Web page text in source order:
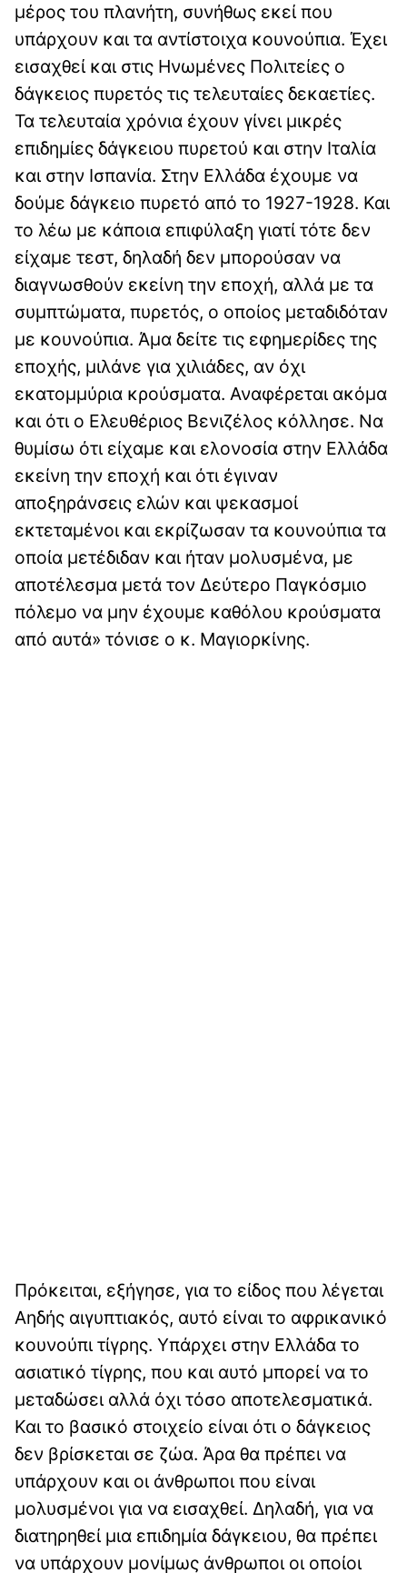
μέρος του πλανήτη, συνήθως εκεί που
υπάρχουν και τα αντίστοιχα κουνούπια. Έχει
εισαχθεί και στις Ηνωμένες Πολιτείες ο
δάγκειος πυρετός τις τελευταίες δεκαετίες.
Τα τελευταία χρόνια έχουν γίνει μικρές
επιδημίες δάγκειου πυρετού και στην Ιταλία
και στην Ισπανία. Στην Ελλάδα έχουμε να
δούμε δάγκειο πυρετό από το 1927-1928. Και
το λέω με κάποια επιφύλαξη γιατί τότε δεν
είχαμε τεστ, δηλαδή δεν μπορούσαν να
διαγνωσθούν εκείνη την εποχή, αλλά με τα
συμπτώματα, πυρετός, ο οποίος μεταδιδόταν
με κουνούπια. Άμα δείτε τις εφημερίδες της
εποχής, μιλάνε για χιλιάδες, αν όχι
εκατομμύρια κρούσματα. Αναφέρεται ακόμα
και ότι ο Ελευθέριος Βενιζέλος κόλλησε. Να
θυμίσω ότι είχαμε και ελονοσία στην Ελλάδα
εκείνη την εποχή και ότι έγιναν
αποξηράνσεις ελών και ψεκασμοί
εκτεταμένοι και εκρίζωσαν τα κουνούπια τα
οποία μετέδιδαν και ήταν μολυσμένα, με
αποτέλεσμα μετά τον Δεύτερο Παγκόσμιο
πόλεμο να μην έχουμε καθόλου κρούσματα
από αυτά» τόνισε ο κ. Μαγιορκίνης.
Πρόκειται, εξήγησε, για το είδος που λέγεται
Αηδής αιγυπτιακός, αυτό είναι το αφρικανικό
κουνούπι τίγρης. Υπάρχει στην Ελλάδα το
ασιατικό τίγρης, που και αυτό μπορεί να το
μεταδώσει αλλά όχι τόσο αποτελεσματικά.
Και το βασικό στοιχείο είναι ότι ο δάγκειος
δεν βρίσκεται σε ζώα. Άρα θα πρέπει να
υπάρχουν και οι άνθρωποι που είναι
μολυσμένοι για να εισαχθεί. Δηλαδή, για να
διατηρηθεί μια επιδημία δάγκειου, θα πρέπει
να υπάρχουν μονίμως άνθρωποι οι οποίοι